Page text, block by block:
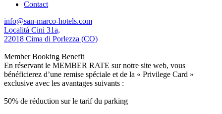
Contact
info@san-marco-hotels.com
Localitá Cini 31a,
22018 Cima di Porlezza (CO)
Member Booking Benefit
En réservant le MEMBER RATE sur notre site web, vous
bénéficierez d’une remise spéciale et de la « Privilege Card »
exclusive avec les avantages suivants :
50% de réduction sur le tarif du parking